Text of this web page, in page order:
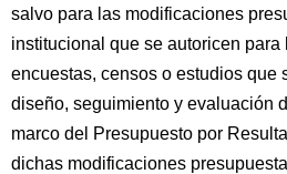
salvo para las modificaciones
institucional que se autoricen
encuestas, censos o estudios que
diseño, seguimiento y evaluación
marco del Presupuesto por
dichas modificaciones